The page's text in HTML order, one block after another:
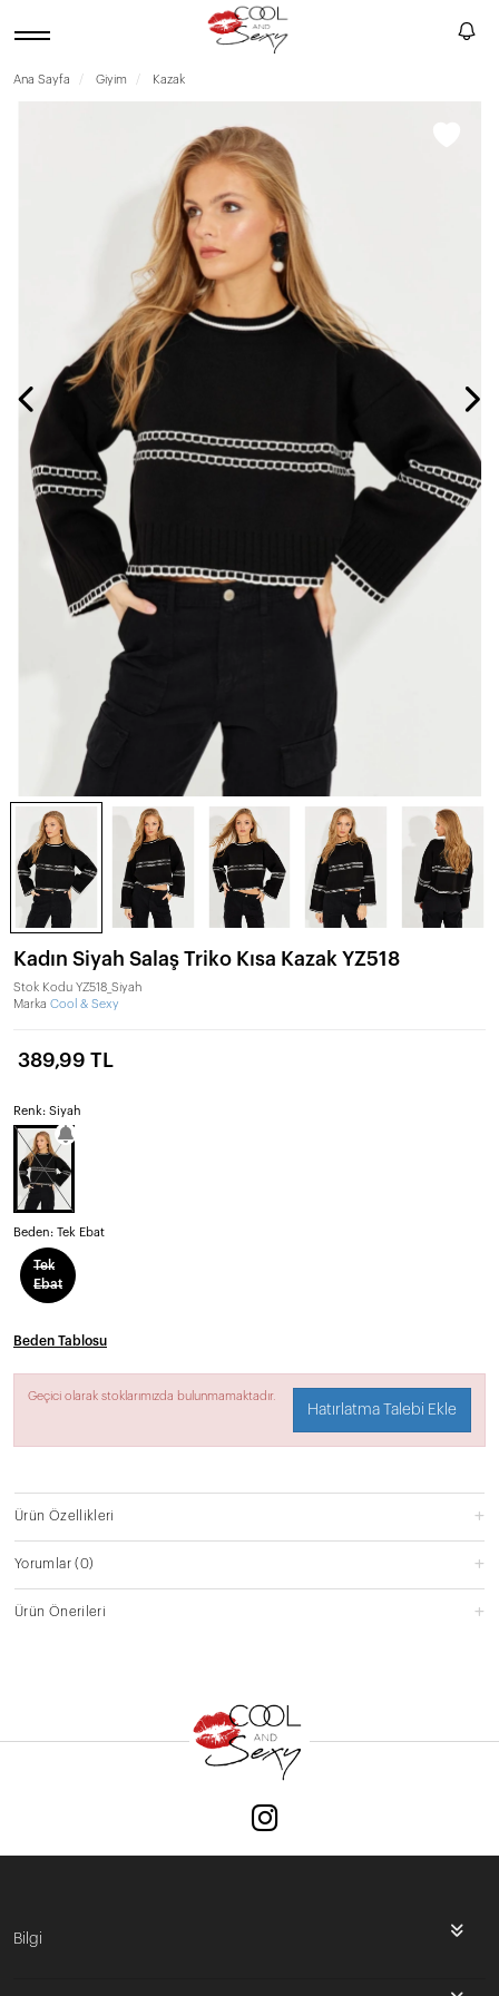
Ana Sayfa Giyim Kazak
Kadın Siyah Salaş Triko Kısa Kazak YZ518
Stok Kodu YZ518_Siyah
Marka Cool & Sexy
389,99 TL
Renk: Siyah
Beden: Tek Ebat
Tek
Ebat
Beden Tablosu
Geçici olarak stoklarımızda bulunmamaktadır.
Hatırlatma Talebi Ekle
Ürün Özellikleri
Yorumlar(0)
Ürün Önerileri
Bilgi